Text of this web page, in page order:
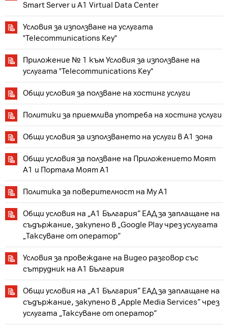
Smart Server и A1 Virtual Data Center
Условия за използване на услугата
"Telecommunications Key"
Приложение № 1 към Условия за използване на
услугата "Telecommunications Key"
Общи условия за ползване на хостинг услуги
Политики за приемлива употреба на хостинг услуги
Общи условия за използването на услуги в A1 зона
Общи условия за ползване на Приложението Моят
А1 и Портала Моят А1
Политика за поверителност на My A1
Общи условия на „А1 България” ЕАД за заплащане на
съдържание, закупено в „Google Play чрез услугата
„Таксуване от оператор“
Условия за провеждане на Видео разговор със
сътрудник на А1 България
Общи условия на „A1 България” ЕАД за заплащане на
съдържание, закупено в „Apple Media Services” чрез
услугата „Таксуване от оператор“